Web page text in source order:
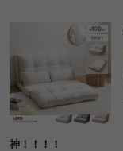
神！！！！